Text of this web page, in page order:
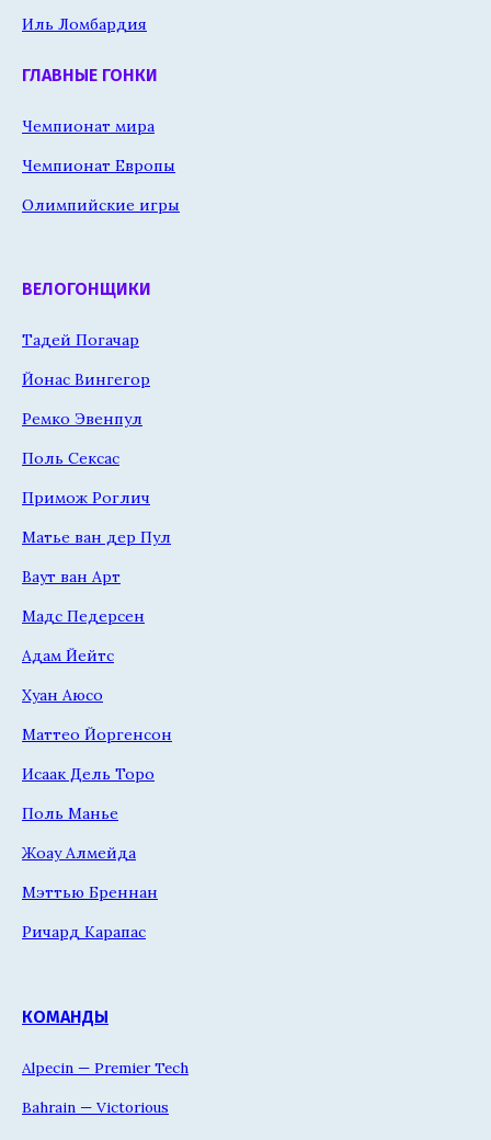
Иль Ломбардия
ГЛАВНЫЕ ГОНКИ
Чемпионат мира
Чемпионат Европы
Олимпийские игры
ВЕЛОГОНЩИКИ
Тадей Погачар
Йонас Вингегор
Ремко Эвенпул
Поль Сексас
Примож Роглич
Матье ван дер Пул
Ваут ван Арт
Мадс Педерсен
Адам Йейтс
Хуан Аюсо
Маттео Йоргенсон
Исаак Дель Торо
Поль Манье
Жоау Алмейда
Мэттью Бреннан
Ричард Карапас
КОМАНДЫ
Alpecin — Premier Tech
Bahrain — Victorious